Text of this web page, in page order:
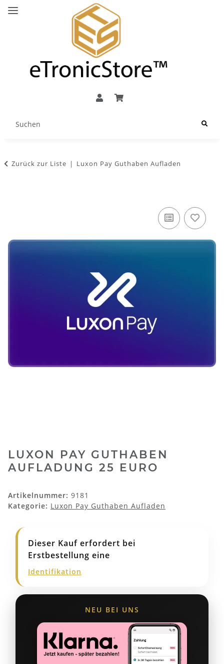
Zurück zur Liste Luxon Pay Guthaben Aufladen
LUXON PAY GUTHABEN
AUFLADUNG 25 EURO
Artikelnummer: 9181
Kategorie: Luxon Pay Guthaben Aufladen
Dieser Kauf erfordert bei
Erstbestellung eine
Identifikation
NEU BEI UNS